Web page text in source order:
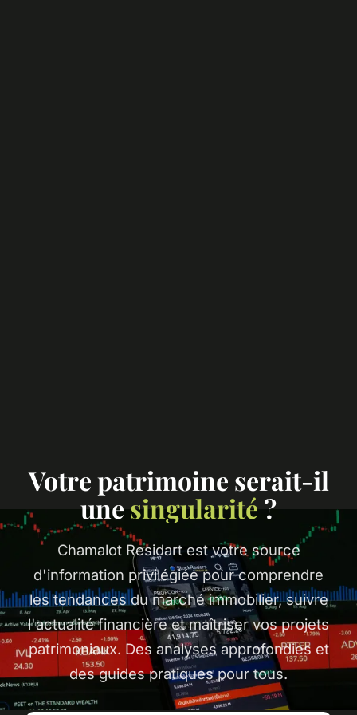
Votre patrimoine serait-il
une singularité ?
Chamalot Residart est votre source
d'information privilégiée pour comprendre
les tendances du marché immobilier, suivre
l'actualité financière et maîtriser vos projets
patrimoniaux. Des analyses approfondies et
des guides pratiques pour tous.